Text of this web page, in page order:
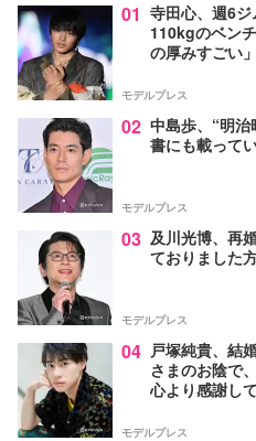
01 寺田心、週6
110kgのベン
の厚みすごい
モデルプレス
02 中島歩、“明
書にも載って
モデルプレス
03 及川光博、再
ておりました
モデルプレス
04 戸塚純貴、結
さまのお陰で
心より感謝し
モデルプレス